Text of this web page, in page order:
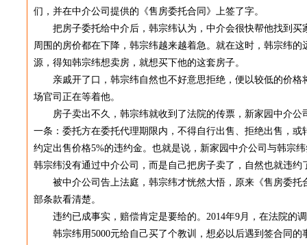
们，并在中介公司提供的《售房委托合同》上签了字。
把房子委托给中介后，韩宗纬认为，中介会很快帮他找到买
周围的房价都在下降，韩宗纬越来越着急。就在这时，韩宗纬
源，得知韩宗纬想卖房，就想买下他的这套房子。
亲戚开了口，韩宗纬自然也不好意思拒绝，便以较低的价格
场官司正在等着他。
房子卖出不久，韩宗纬就收到了法院的传票，新家园中介公
一条：委托方在委托代理期限内，不得自行出售、拒绝出售，
约定出售价格5%的违约金。也就是说，新家园中介公司与韩宗
韩宗纬没有通过中介公司，而是自己把房子卖了，自然也就违
被中介公司告上法庭，韩宗纬才恍然大悟，原来《售房委托
部条款看清楚。
违约已成事实，赔偿肯定是要给的。2014年9月，在法院的
韩宗纬用5000元给自己买了个教训，想必以后遇到签合同的